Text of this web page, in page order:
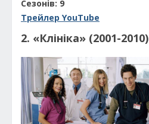
Сезонів: 9
Трейлер YouTube
2. «Клініка» (2001-2010)